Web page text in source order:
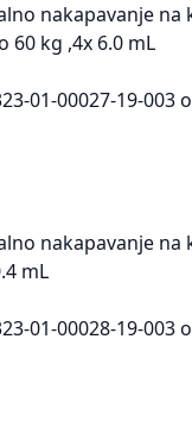
nakapavanje na
60 kg ,4x 6.0 mL
01-00027-19-003
nakapavanje na
mL
01-00028-19-003